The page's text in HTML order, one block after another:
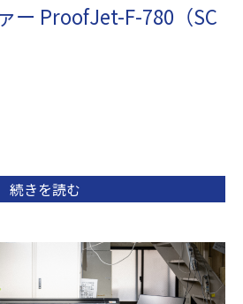
ー ProofJet-F-780（SC
続きを読む